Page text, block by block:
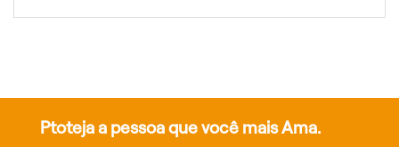
Ptoteja a pessoa que você mais Ama.